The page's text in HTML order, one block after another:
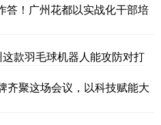
答！广州花都以实战化干部培
款羽毛球机器人能攻防对打
齐聚这场会议，以科技赋能大